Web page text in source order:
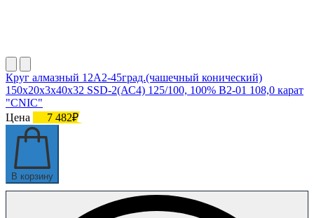
Круг алмазный 12А2-45град.(чашечный конический)
150х20х3х40х32 SSD-2(АС4) 125/100, 100% В2-01 108,0 карат
"CNIC"
Цена
7 482₽
В корзину